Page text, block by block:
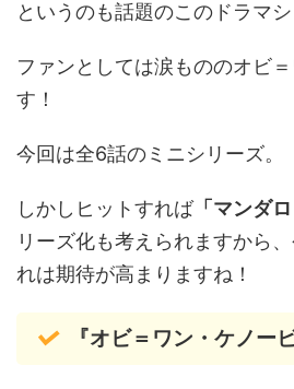
というのも話題のこのドラマシ
ファンとしては涙もののオビ
す！
今回は全6話のミニシリーズ。
しかしヒットすれば「マンダロ
リーズ化も考えられますから
れは期待が高まりますね！
『オビ＝ワン・ケノー